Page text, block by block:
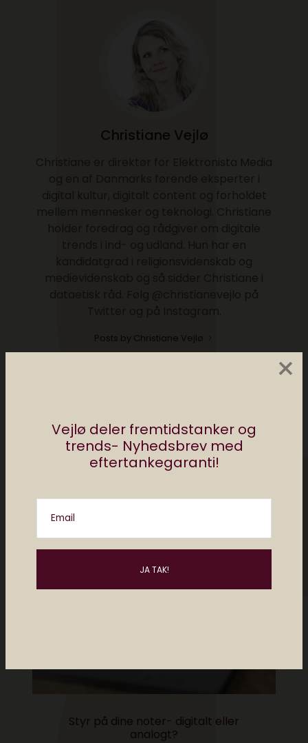
Vejlø deler fremtidstanker og
trends- Nyhedsbrev med
eftertankegaranti!
Email
×
Christiane Vejlø
Posts by Christiane Vejlø
Måske kan du lide..
Styr på dine noter- digitalt eller
analogt?